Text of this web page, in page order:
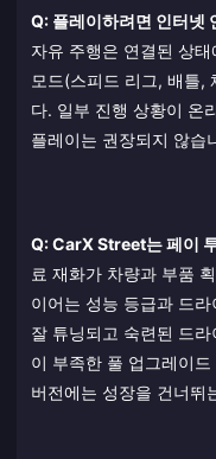
Q: 플레이하려면 인터넷
자유 주행은 연결된 상
모드(스피드 리그, 배틀,
다. 일부 진행 상황이 온
플레이는 권장되지 않습
Q: CarX Street는 페이
료 재화가 차량과 부품
이어는 성능 등급과 드
잘 튜닝되고 숙련된 드
이 부족한 풀 업그레이
버전에는 성장을 건너뛰